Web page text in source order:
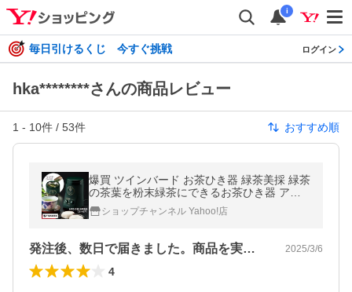
i
毎日引けるくじ 今すぐ挑戦 ログイン
hka********さんの商品レビュー
1 - 10件 / 53件 おすすめ順
爆買 ツインバード お茶ひき器 緑茶美採 緑茶
の茶葉を粉末緑茶にできるお茶ひき器 アレ
ンジレシピ満載なレシピブック付き 茶葉を
手軽に粉茶に GS-46
ショップチャンネル Yahoo!店
発注後、数日で届きました。商品を実際に… 2025/3/6
4